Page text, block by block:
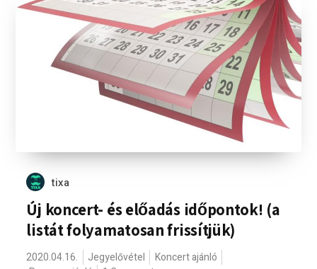
tixa
Új koncert- és előadás időpontok! (a
listát folyamatosan frissítjük)
2020.04.16. Jegyelővétel
Koncert ajánló